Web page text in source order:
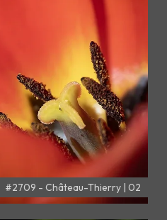
#2709 - Château-Thierry | 02